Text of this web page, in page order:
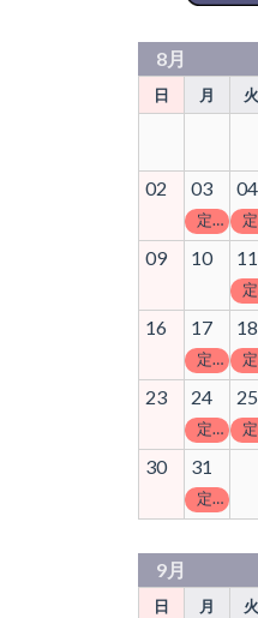
8月
日 月 火
02 03
定休日
04
09 10 11
16 17
定休日
18
23 24
定休日
25
30 31
定休日
9月
日 月 火